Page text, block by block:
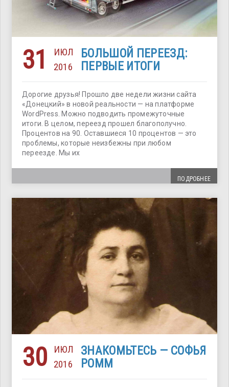
31
ИЮЛ
2016
БОЛЬШОЙ ПЕРЕЕЗД:
ПЕРВЫЕ ИТОГИ
Дорогие друзья! Прошло две недели жизни сайта
«Донецкий» в новой реальности — на платформе
WordPress. Можно подводить промежуточные
итоги. В целом, переезд прошел благополучно.
Процентов на 90. Оставшиеся 10 процентов — это
проблемы, которые неизбежны при любом
переезде. Мы их
ПОДРОБНЕЕ
30
ИЮЛ
2016
ЗНАКОМЬТЕСЬ — СОФЬЯ
РОММ